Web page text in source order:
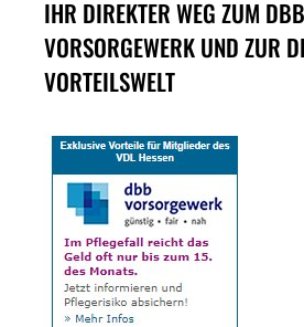
IHR DIREKTER WEG ZUM DBB
VORSORGEWERK UND ZUR
VORTEILSWELT